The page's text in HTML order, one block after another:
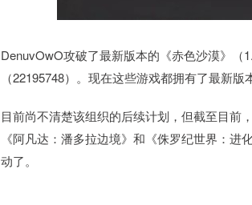
DenuvOwO攻破了最新版本的《赤色沙漠》（
（22195748）。现在这些游戏都拥有了最新
目前尚不清楚该组织的后续计划，但截至目前
《阿凡达：潘多拉边境》和《侏罗纪世界：
动了。